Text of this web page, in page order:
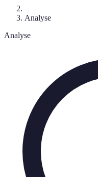
Analyse
Analyse